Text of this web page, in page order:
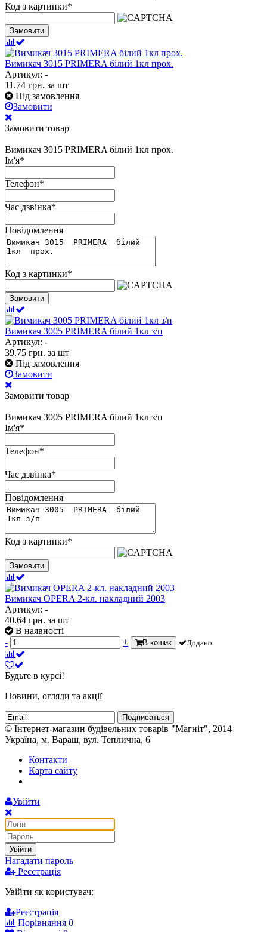
Код з картинки*
Замовити
Вимикач 3015 PRIMERA білий 1кл прох.
Артикул: -
11.74 грн. за шт
Під замовлення
Замовити
Замовити товар
Вимикач 3015 PRIMERA білий 1кл прох.
Ім'я*
Телефон*
Час дзвінка*
Повідомлення
Код з картинки*
Замовити
Вимикач 3005 PRIMERA білий 1кл з/п
Артикул: -
39.75 грн. за шт
Під замовлення
Замовити
Замовити товар
Вимикач 3005 PRIMERA білий 1кл з/п
Ім'я*
Телефон*
Час дзвінка*
Повідомлення
Код з картинки*
Замовити
Вимикач OPERA 2-кл. накладний 2003
Артикул: -
40.64 грн. за шт
В наявності
-
+ В кошик Додано
Будьте в курсі!
Новини, огляди та акції
Подписаться
© Інтернет-магазин будівельних товарів "Магніт", 2014
Україна, м. Вараш, вул. Теплична, 6
Контакти
Карта сайту
Увійти
Увійти
Нагадати пароль
Реєстрація
Увійти як користувач:
Реєстрація
Порівняння 0